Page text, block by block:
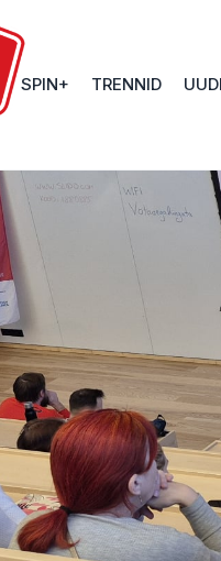
SPIN+ TRENNID